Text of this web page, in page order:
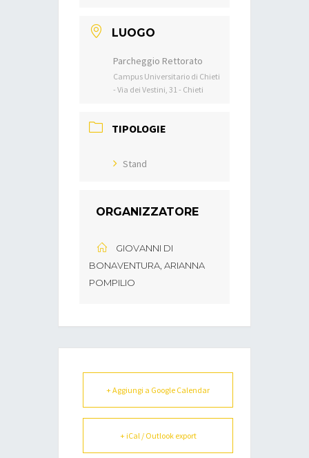
LUOGO
Parcheggio Rettorato
Campus Universitario di Chieti
- Via dei Vestini, 31 - Chieti
TIPOLOGIE
Stand
ORGANIZZATORE
GIOVANNI DI
BONAVENTURA, ARIANNA
POMPILIO
+ Aggiungi a Google Calendar
+ iCal / Outlook export